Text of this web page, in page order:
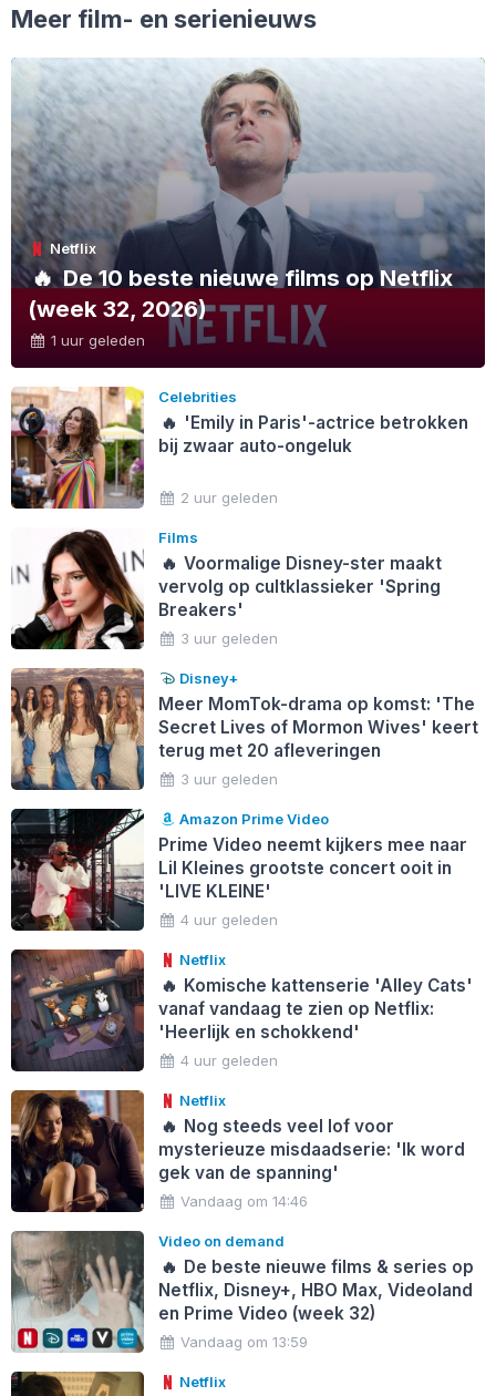
Meer film- en serienieuws
Netflix
🔥De 10 beste nieuwe films op Netflix
(week 32, 2026)
1 uur geleden
Celebrities
🔥 'Emily in Paris'-actrice betrokken
bij zwaar auto-ongeluk
2 uur geleden
Films
🔥 Voormalige Disney-ster maakt
vervolg op cultklassieker 'Spring
Breakers'
3 uur geleden
Disney+
Meer MomTok-drama op komst: 'The
Secret Lives of Mormon Wives' keert
terug met 20 afleveringen
3 uur geleden
Amazon Prime Video
Prime Video neemt kijkers mee naar
Lil Kleines grootste concert ooit in
'LIVE KLEINE'
4 uur geleden
Netflix
🔥 Komische kattenserie 'Alley Cats'
vanaf vandaag te zien op Netflix:
'Heerlijk en schokkend'
4 uur geleden
Netflix
🔥 Nog steeds veel lof voor
mysterieuze misdaadserie: 'Ik word
gek van de spanning'
Vandaag om 14:46
Video on demand
🔥 De beste nieuwe films & series op
Netflix, Disney+, HBO Max, Videoland
en Prime Video (week 32)
Vandaag om 13:59
Netflix